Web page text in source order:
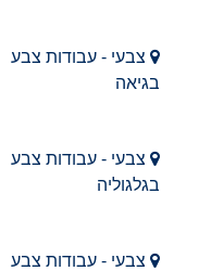
צבעי - עבודות צבע
בגיאה
צבעי - עבודות צבע
בגלגוליה
צבעי - עבודות צבע